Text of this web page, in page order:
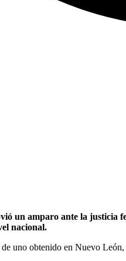
un amparo ante la justicia
nacional.
uno obtenido en Nuevo